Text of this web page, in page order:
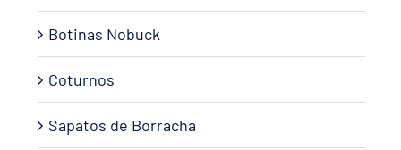
Botinas Nobuck
Coturnos
Sapatos de Borracha